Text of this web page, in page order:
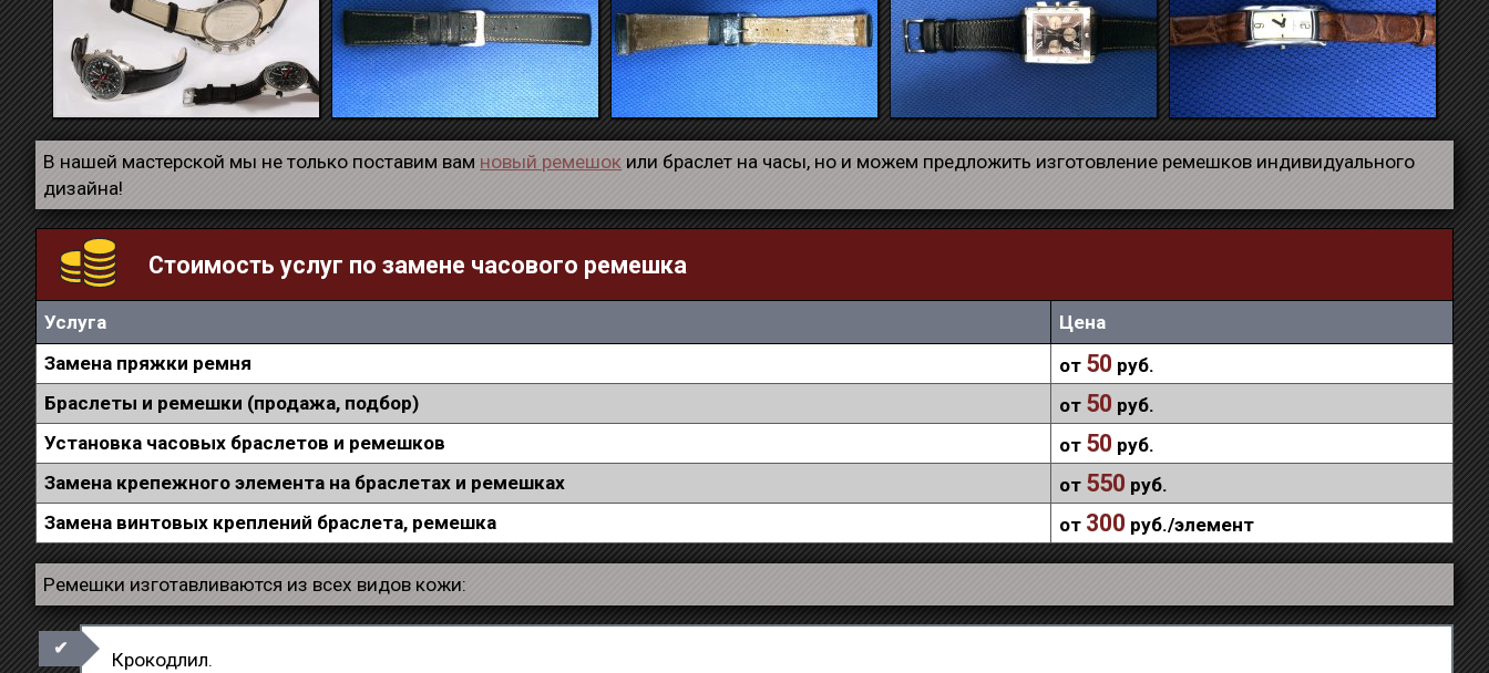
В нашей мастерской мы не только поставим вам новый ремешок или браслет на часы, но и можем предложить изготовление ремешков индивидуального
дизайна!
Стоимость услуг по замене часового ремешка
Услуга
Цена
Замена пряжки ремня
от 50 руб.
Браслеты и ремешки (продажа, подбор)
от 50 руб.
Установка часовых браслетов и ремешков
от 50 руб.
Замена крепежного элемента на браслетах и ремешках
от 550 руб.
Замена винтовых креплений браслета, ремешка
от 300 руб./элемент
Ремешки изготавливаются из всех видов кожи:
Крокодлил.